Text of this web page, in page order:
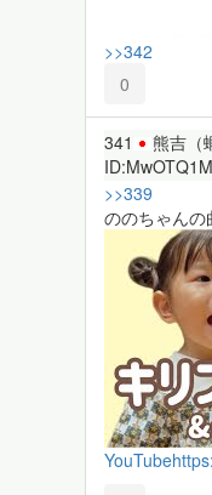
>>342
0
341 熊吉（
>>339
ののちゃんの
YouTube